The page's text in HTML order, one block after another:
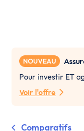
NOUVEAU
Pour investir ET
Voir l'offre
Comparatifs